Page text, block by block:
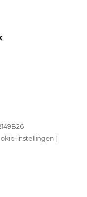
instellingen |